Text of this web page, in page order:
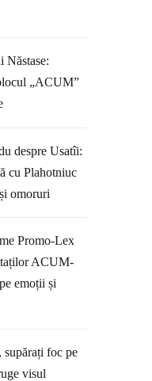
Năstase:
„ACUM”
despre Usatîi:
cu Plahotniuc
omoruri
Promo-Lex
ACUM-
emoții și
foc pe
visul